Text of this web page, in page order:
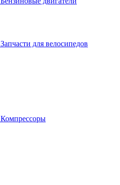
Запчасти для велосипедов
Компрессоры